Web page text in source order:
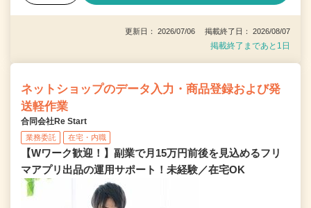
更新日： 2026/07/06 掲載終了日： 2026/08/07
掲載終了まであと1日
ネットショップのデータ入力・商品登録および発
送軽作業
合同会社Re Start
業務委託 在宅・内職
【Wワーク歓迎！】副業で月15万円前後を見込めるフリ
マアプリ出品の運用サポート！未経験／在宅OK